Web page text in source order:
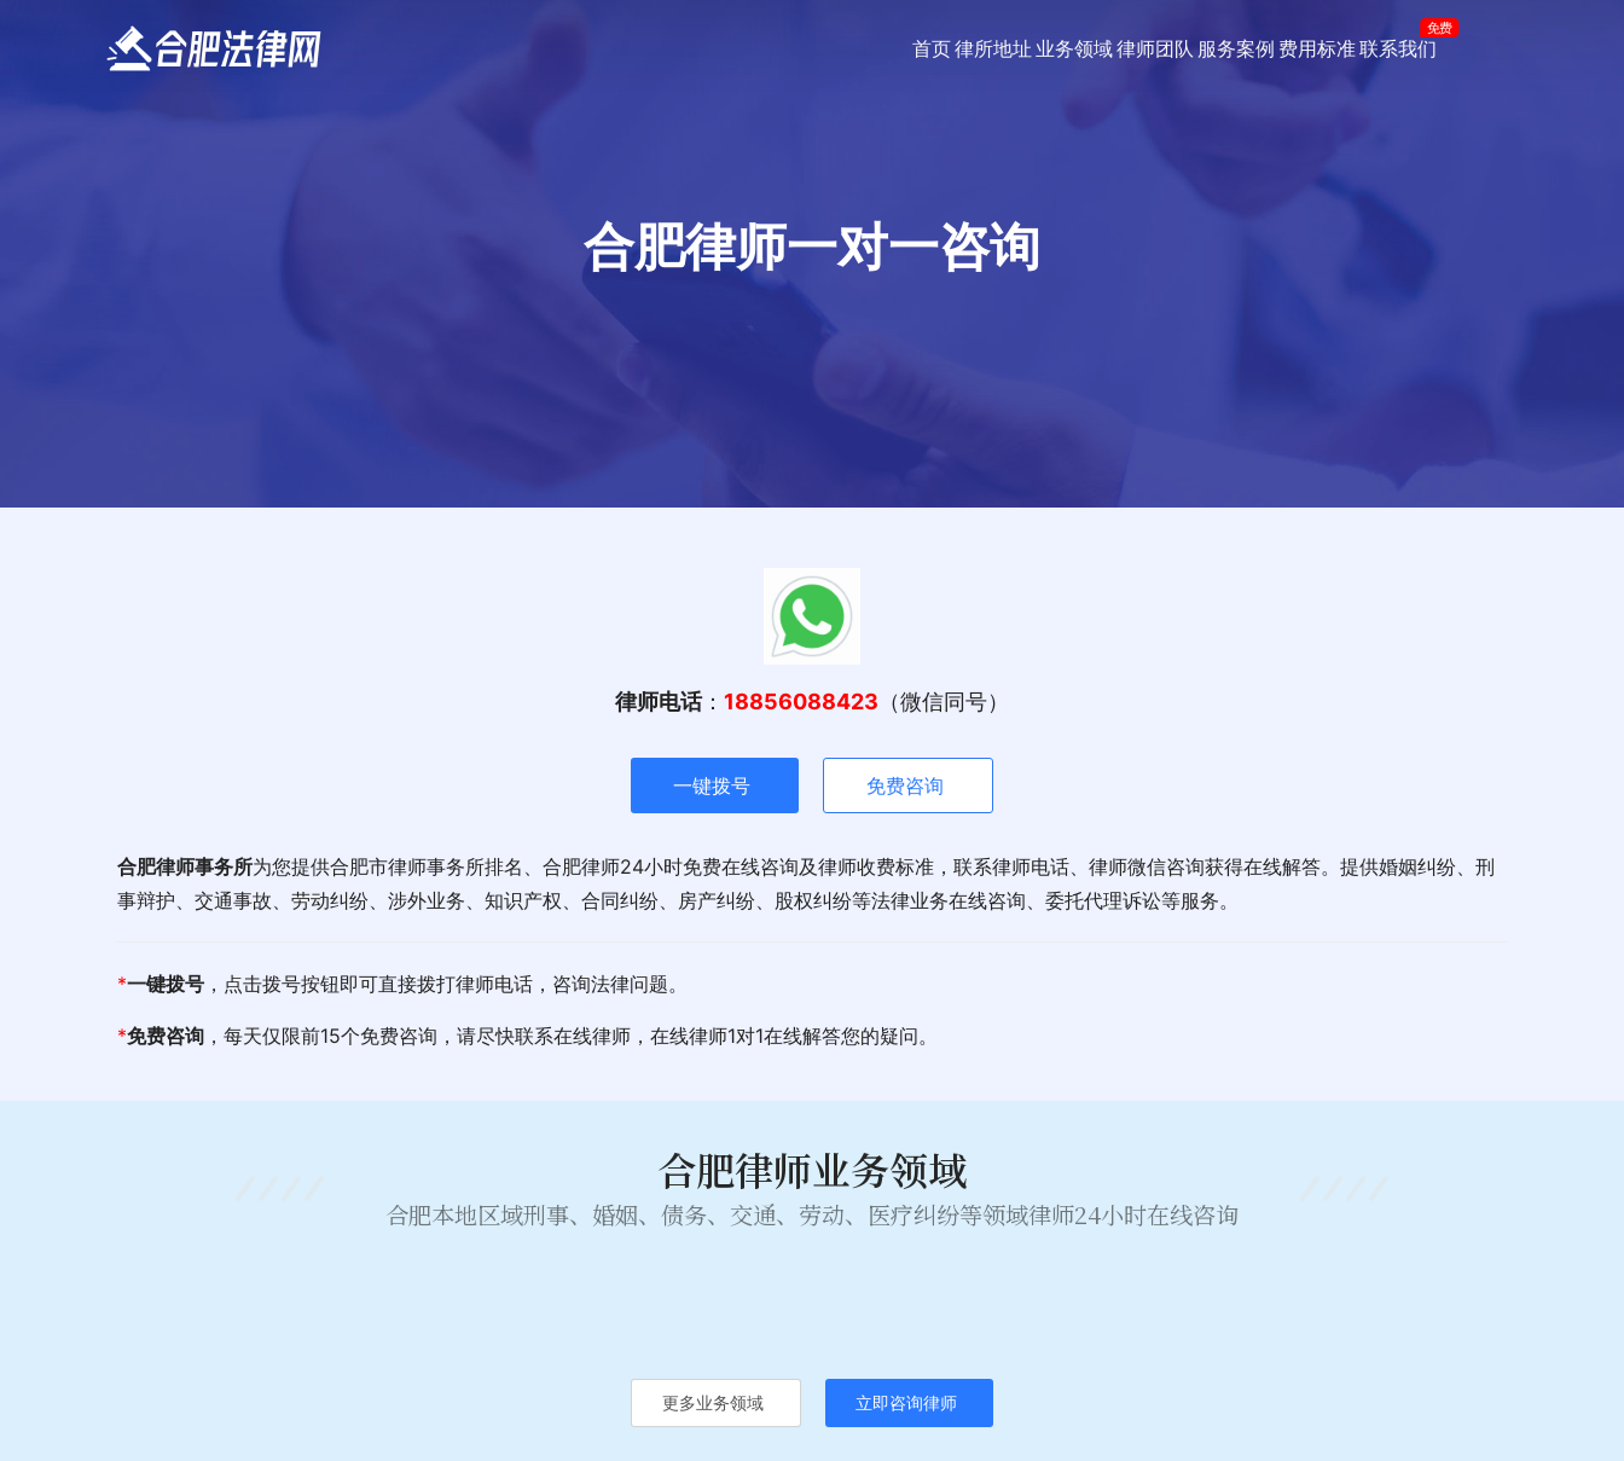
首页律所地址 业务领域律师团队 服务案例 费用标准联系我们
免费
合肥律师一对一咨询
律师电话： 18856088423 （微信同号）
一键拨号 免费咨询
合肥律师事务所为您提供合肥市律师事务所排名、合肥律师24小时免费在线咨询及律师收费标准，联系律师电话、律师微信咨询获得在线解答。提供婚姻纠纷、刑
事辩护、交通事故、劳动纠纷、涉外业务、知识产权、合同纠纷、房产纠纷、股权纠纷等法律业务在线咨询、委托代理诉讼等服务。
*一键拨号 ，点击拨号按钮即可直接拨打律师电话，咨询法律问题。
*免费咨询 ，每天仅限前15个免费咨询，请尽快联系在线律师，在线律师1对1在线解答您的疑问。
合肥律师业务领域
合肥本地区域刑事、婚姻、债务、交通、劳动、医疗纠纷等领域律师24小时在线咨询
更多业务领域 立即咨询律师